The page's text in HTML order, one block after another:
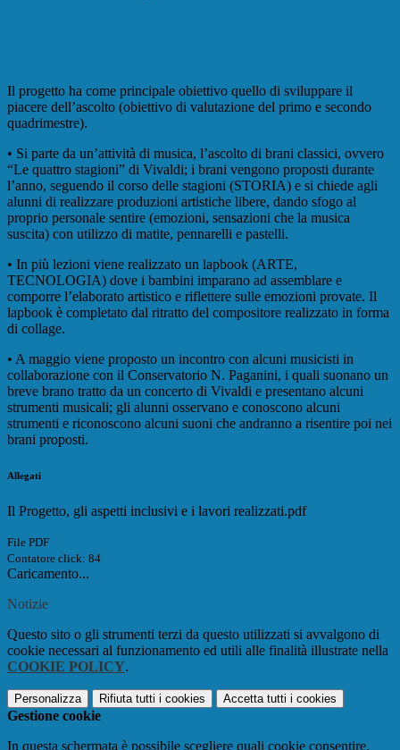
Il progetto ha come principale obiettivo quello di sviluppare il
piacere dell’ascolto (obiettivo di valutazione del primo e secondo
quadrimestre).
• Si parte da un’attività di musica, l’ascolto di brani classici, ovvero
“Le quattro stagioni” di Vivaldi; i brani vengono proposti durante
l’anno, seguendo il corso delle stagioni (STORIA) e si chiede agli
alunni di realizzare produzioni artistiche libere, dando sfogo al
proprio personale sentire (emozioni, sensazioni che la musica
suscita) con utilizzo di matite, pennarelli e pastelli.
• In più lezioni viene realizzato un lapbook (ARTE,
TECNOLOGIA) dove i bambini imparano ad assemblare e
comporre l’elaborato artistico e riflettere sulle emozioni provate. Il
lapbook è completato dal ritratto del compositore realizzato in forma
di collage.
• A maggio viene proposto un incontro con alcuni musicisti in
collaborazione con il Conservatorio N. Paganini, i quali suonano un
breve brano tratto da un concerto di Vivaldi e presentano alcuni
strumenti musicali; gli alunni osservano e conoscono alcuni
strumenti e riconoscono alcuni suoni che andranno a risentire poi nei
brani proposti.
Allegati
Il Progetto, gli aspetti inclusivi e i lavori realizzati.pdf
File PDF
Contatore click: 84
Caricamento...
Notizie
Questo sito o gli strumenti terzi da questo utilizzati si avvalgono di
cookie necessari al funzionamento ed utili alle finalità illustrate nella
COOKIE POLICY.
Personalizza Rifiuta tutti i cookies Accetta tutti i cookies
Gestione cookie
In questa schermata è possibile scegliere quali cookie consentire.